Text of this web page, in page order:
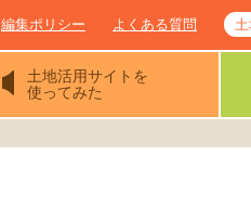
編集ポリシー よくある質問
土地活用サイトを
使ってみた